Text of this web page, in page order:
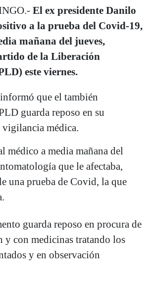
El ex presidente Danilo
a la prueba del Covid-19,
mañana del jueves,
de la Liberación
este viernes.
que el también
guarda reposo en su
médica.
médico a media mañana del
que le afectaba,
una prueba de Covid, la que
guarda reposo en procura de
y con medicinas tratando los
y en observación